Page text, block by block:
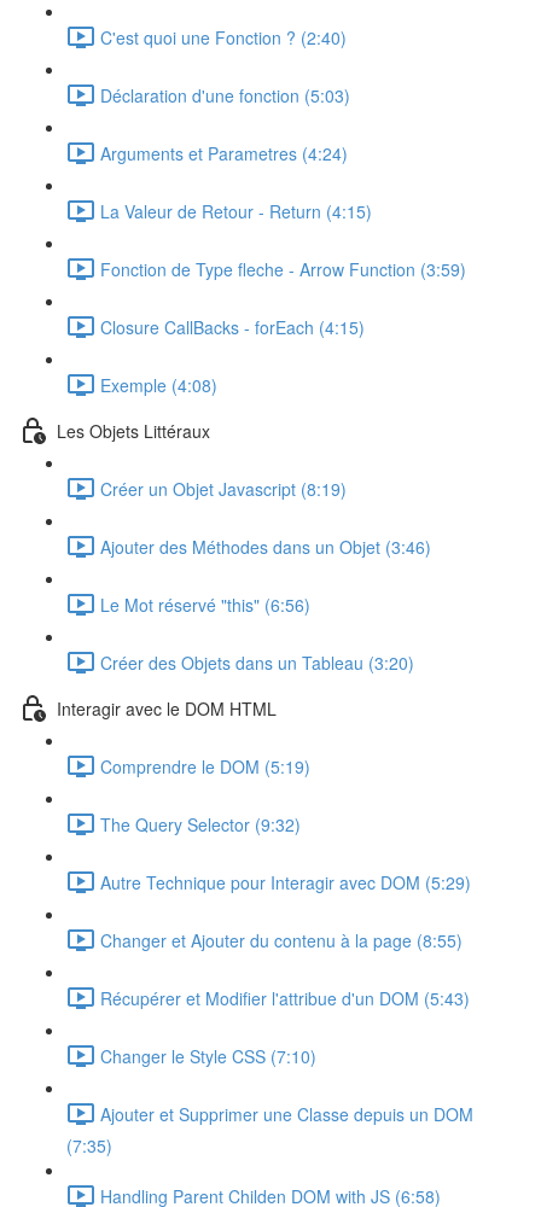
C'est quoi une Fonction ? (2:40)
Déclaration d'une fonction (5:03)
Arguments et Parametres (4:24)
La Valeur de Retour - Return (4:15)
Fonction de Type fleche - Arrow Function (3:59)
Closure CallBacks - forEach (4:15)
Exemple (4:08)
Les Objets Littéraux
Créer un Objet Javascript (8:19)
Ajouter des Méthodes dans un Objet (3:46)
Le Mot réservé "this" (6:56)
Créer des Objets dans un Tableau (3:20)
Interagir avec le DOM HTML
Comprendre le DOM (5:19)
The Query Selector (9:32)
Autre Technique pour Interagir avec DOM (5:29)
Changer et Ajouter du contenu à la page (8:55)
Récupérer et Modifier l'attribue d'un DOM (5:43)
Changer le Style CSS (7:10)
Ajouter et Supprimer une Classe depuis un DOM
(7:35)
Handling Parent Childen DOM with JS (6:58)